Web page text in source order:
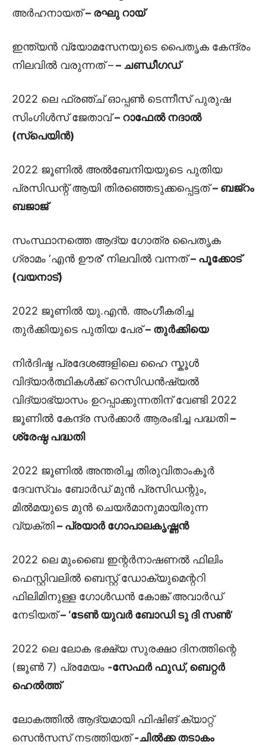
അർഹനായത്– രഘു റായ്
ഇന്ത്യൻ വ്യോമസേനയുടെ പൈതൃക കേന്ദ്രം
നിലവിൽ വരുന്നത് –– ചണ്ഡീഗഡ്
2022 ലെ ഫ്രഞ്ച് ഓപ്പൺ ടെന്നീസ് പുരുഷ
സിംഗിൾസ് ജേതാവ്– റാഫേൽ നദാൽ
(സ്പെയിൻ)
2022 ജൂണിൽ അൽബേനിയയുടെ പുതിയ
പ്രസിഡന്റ് ആയി തിരഞ്ഞെടുക്കപ്പെട്ടത്– ബജ്‌റം
ബജാജ്
സംസ്ഥാനത്തെ ആദ്യ ഗോത്ര പൈതൃക
ഗ്രാമം ‘എൻ ഊര്’ നിലവിൽ വന്നത്– പൂക്കോട്
(വയനാട്)
2022 ജൂണിൽ യു.എൻ. അംഗീകരിച്ച
തുർക്കിയുടെ പുതിയ പേര്– തുർക്കിയെ
നിർദിഷ്ട പ്രദേശങ്ങളിലെ ഹൈ സ്കൂൾ
വിദ്യാർത്ഥികൾക്ക് റെസിഡൻഷ്യൽ
വിദ്യാഭ്യാസം ഉറപ്പാക്കുന്നതിന് വേണ്ടി 2022
ജൂണിൽ കേന്ദ്ര സർക്കാർ ആരംഭിച്ച പദ്ധതി–
ശ്രേഷ്ഠ പദ്ധതി
2022 ജൂണിൽ അന്തരിച്ച തിരുവിതാംകൂർ
ദേവസ്വം ബോർഡ് മുൻ പ്രസിഡന്റും,
മിൽമയുടെ മുൻ ചെയർമാനുമായിരുന്ന
വ്യക്തി– പ്രയാർ ഗോപാലകൃഷ്ണൻ
2022 ലെ മുംബൈ ഇന്റർനാഷണൽ ഫിലിം
ഫെസ്റ്റിവലിൽ ബെസ്റ്റ് ഡോക്യുമെന്ററി
ഫിലിമിനുള്ള ഗോൾഡൻ കോങ്ക്‌ അവാർഡ്
നേടിയത്– ‘ടേൺ യുവർ ബോഡി ടു ദി സൺ’
2022 ലെ ലോക ഭക്ഷ്യ സുരക്ഷാ ദിനത്തിന്റെ
(ജൂൺ 7) പ്രമേയം -സേഫർ ഫുഡ്, ബെറ്റർ
ഹെൽത്ത്
ലോകത്തിൽ ആദ്യമായി ഫിഷിങ് ക്യാറ്റ്
സെൻസസ് നടത്തിയത്-ചിൽക്ക തടാകം